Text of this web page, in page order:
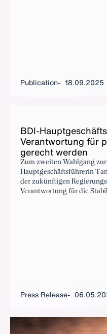
Publication 18.09.2025
BDI-
Ve­r­ant­wor­tung für
gerecht wer­den
Zum zweiten Wahlgang
Hauptgeschäftsführerin
der zukünftigen
Verantwortung für die
Press Release